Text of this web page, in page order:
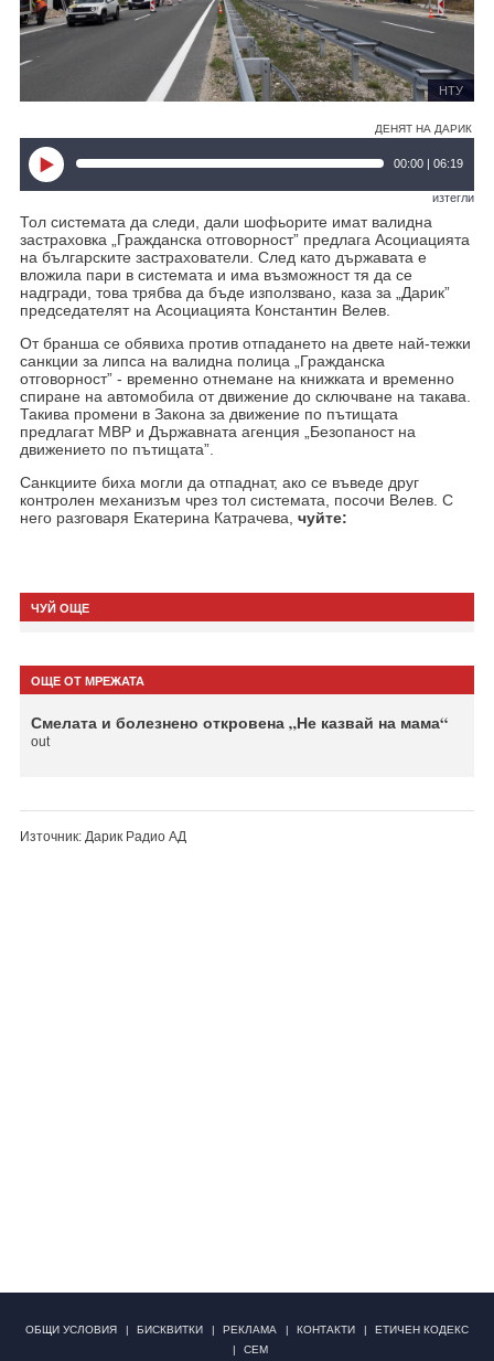
НТУ
ДЕНЯТ НА ДАРИК
00:00 | 06:19
изтегли
Тол системата да следи, дали шофьорите имат валидна
застраховка „Гражданска отговорност” предлага Асоциацията
на българските застрахователи. След като държавата е
вложила пари в системата и има възможност тя да се
надгради, това трябва да бъде използвано, каза за „Дарик”
председателят на Асоциацията Константин Велев.
От бранша се обявиха против отпадането на двете най-тежки
санкции за липса на валидна полица „Гражданска
отговорност” - временно отнемане на книжката и временно
спиране на автомобила от движение до сключване на такава.
Такива промени в Закона за движение по пътищата
предлагат МВР и Държавната агенция „Безопаност на
движението по пътищата”.
Санкциите биха могли да отпаднат, ако се въведе друг
контролен механизъм чрез тол системата, посочи Велев. С
него разговаря Екатерина Катрачева, чуйте:
ЧУЙ ОЩЕ
ОЩЕ ОТ МРЕЖАТА
Смелата и болезнено откровена „Не казвай на мама“
out
Източник: Дарик Радио АД
ОБЩИ УСЛОВИЯ БИСКВИТКИ РЕКЛАМА КОНТАКТИ
ЕТИЧЕН КОДЕКС
СЕМ